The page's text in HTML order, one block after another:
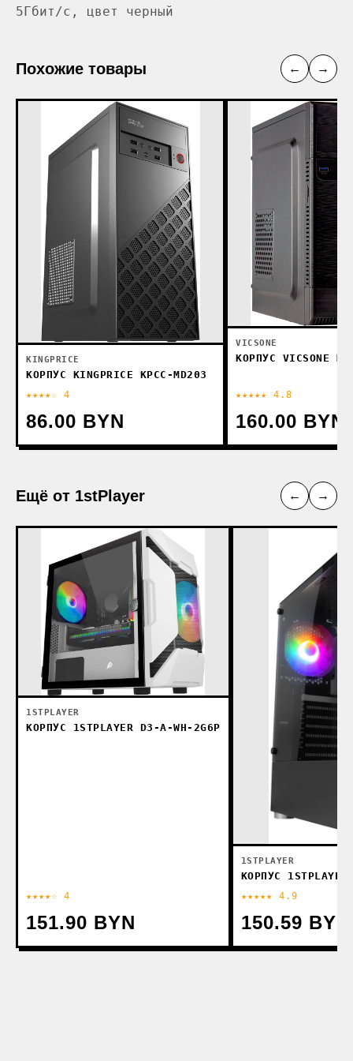
5Гбит/с, цвет черный
Похожие товары ← →
KINGPRICE
КОРПУС KINGPRICE KPCC-MD203
★★★★☆ 4
86.00 BYN
VICSONE
КОРПУС VICSONE
★★★★★ 4.8
160.00 BYN
Ещё от 1stPlayer ← →
1STPLAYER
КОРПУС 1STPLAYER D3-A-WH-2G6P
★★★★☆ 4
151.90 BYN
1STPLAYER
КОРПУС
★★★★★ 4.9
150.59 BYN